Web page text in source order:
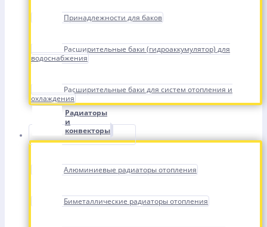
Принадлежности для баков
Расширительные баки (гидроаккумулятор) для
водоснабжения
Расширительные баки для систем отопления и
охлаждения
Радиаторы
и
конвекторы
Алюминиевые радиаторы отопления
Биметаллические радиаторы отопления